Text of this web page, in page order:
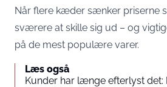
Når flere kæder sænker priserne
sværere at skille sig ud – og
på de mest populære varer.
Læs også
Kunder har længe efterlyst det: